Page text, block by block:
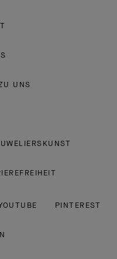
UNS
PINTEREST